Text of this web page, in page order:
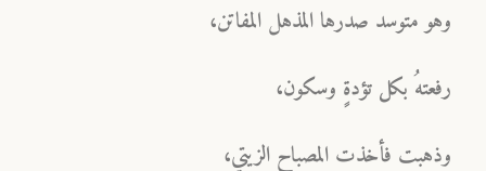
وهو متوسد صدرها المذهل المفاتن،
رفعتهُ بكل تؤدةٍ وسكون،
وذهبت فأخذت المصباح الزيتي،